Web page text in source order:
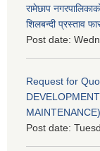
रामेछाप
शिलबन्दी प्रस्ताव
Post date:
Request for
Post date: